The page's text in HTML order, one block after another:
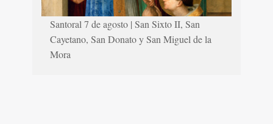
Santoral 7 de agosto | San Sixto II, San
Cayetano, San Donato y San Miguel de la
Mora